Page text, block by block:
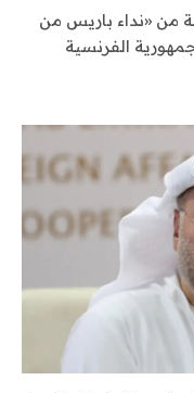
من «نداء باريس من
الفرنسية